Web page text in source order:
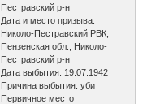
Пестравский р-н
Дата и место призыва:
Николо-Пестравский РВК,
Пензенская обл., Николо-
Пестравский р-н
Дата выбытия: 19.07.1942
Причина выбытия: убит
Первичное место